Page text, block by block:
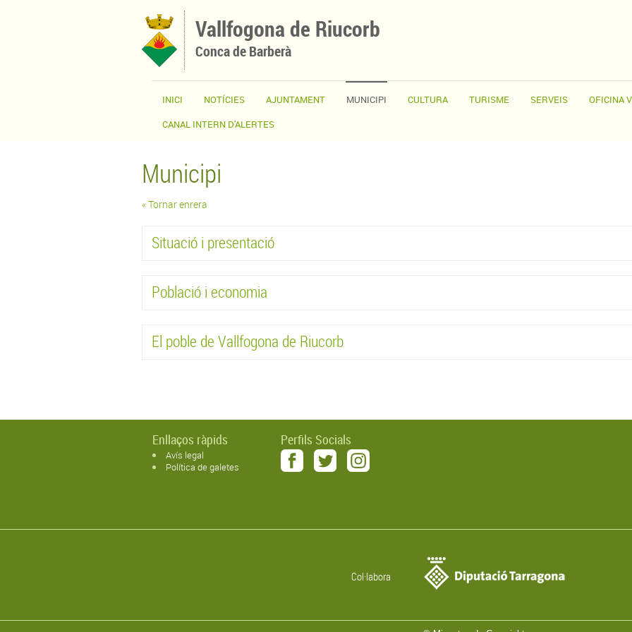
Vallfogona de Riucorb
Conca de Barberà
INICI NOTÍCIES AJUNTAMENT MUNICIPI CULTURA TURISME SERVEIS
OFICINA
CANAL INTERN D'ALERTES
Municipi
« Tornar enrera
Situació i presentació
Població i economia
El poble de Vallfogona de Riucorb
Enllaços ràpids
Avís legal
Política de galetes
Perfils Socials
Col·labora